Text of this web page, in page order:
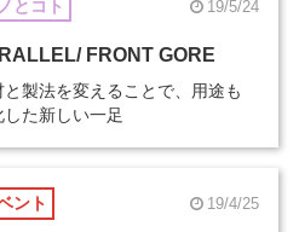
とコト 19/5/24
FRONT GORE
と製法を変えることで、用途も
した新しい一足
ント 19/4/25